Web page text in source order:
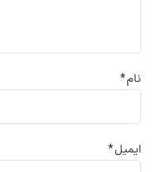
نام*
ایمیل*